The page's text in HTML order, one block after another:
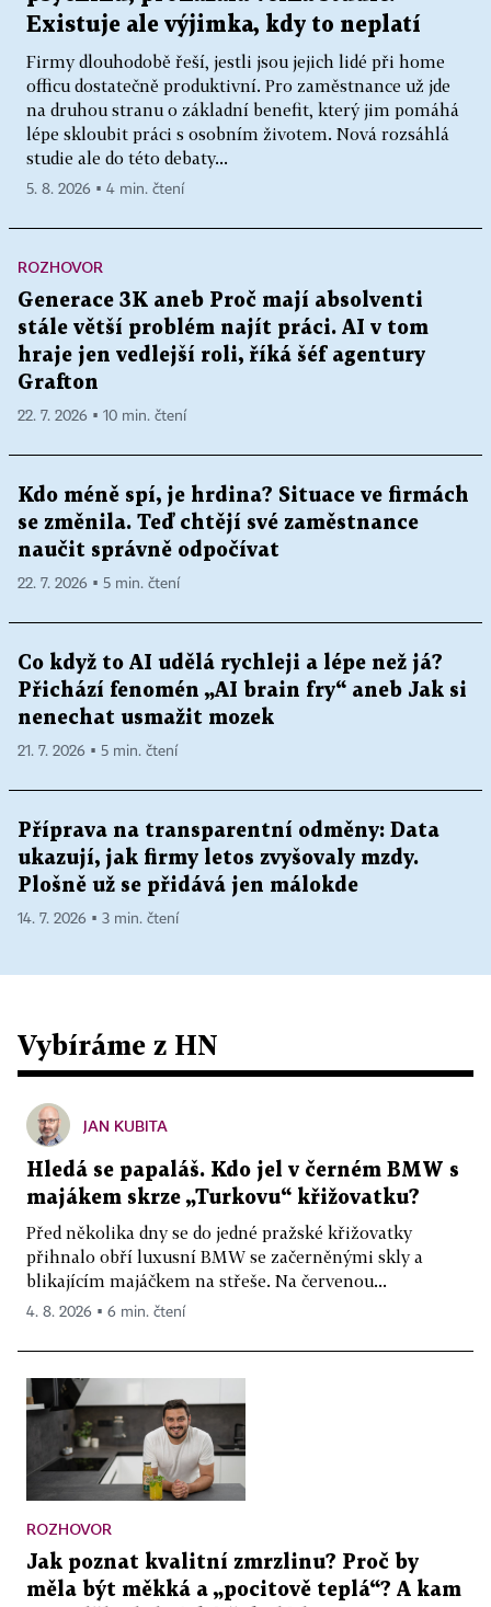
Existuje ale výjimka, kdy to neplatí
Firmy dlouhodobě řeší, jestli jsou jejich lidé při home
officu dostatečně produktivní. Pro zaměstnance už jde
na druhou stranu o základní benefit, který jim pomáhá
lépe skloubit práci s osobním životem. Nová rozsáhlá
studie ale do této debaty...
5. 8. 2026 ▪ 4 min. čtení
ROZHOVOR
Generace 3K aneb Proč mají absolventi
stále větší problém najít práci. AI v tom
hraje jen vedlejší roli, říká šéf agentury
Grafton
22. 7. 2026 ▪ 10 min. čtení
Kdo méně spí, je hrdina? Situace ve firmách
se změnila. Teď chtějí své zaměstnance
naučit správně odpočívat
22. 7. 2026 ▪ 5 min. čtení
Co když to AI udělá rychleji a lépe než já?
Přichází fenomén „AI brain fry“ aneb Jak si
nenechat usmažit mozek
21. 7. 2026 ▪ 5 min. čtení
Příprava na transparentní odměny: Data
ukazují, jak firmy letos zvyšovaly mzdy.
Plošně už se přidává jen málokde
14. 7. 2026 ▪ 3 min. čtení
Vybíráme z HN
JAN KUBITA
Hledá se papaláš. Kdo jel v černém BMW s
majákem skrze „Turkovu“ křižovatku?
Před několika dny se do jedné pražské křižovatky
přihnalo obří luxusní BMW se začerněnými skly a
blikajícím majáčkem na střeše. Na červenou...
4. 8. 2026 ▪ 6 min. čtení
ROZHOVOR
Jak poznat kvalitní zmrzlinu? Proč by
měla být měkká a „pocitově teplá“? A kam